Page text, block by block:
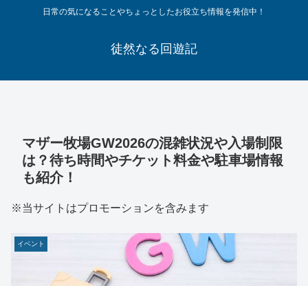
日常の気になることやちょっとしたお役立ち情報を発信中！
徒然なる回遊記
マザー牧場GW2026の混雑状況や入場制限
は？待ち時間やチケット料金や駐車場情報
も紹介！
※当サイトはプロモーションを含みます
イベント